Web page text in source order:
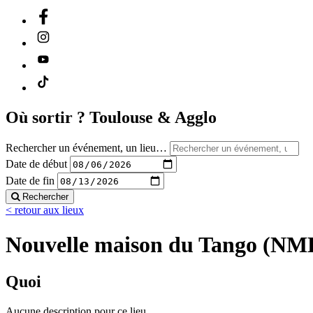
Où sortir ? Toulouse & Agglo
Rechercher un événement, un lieu…
Date de début
Date de fin
Rechercher
< retour aux lieux
Nouvelle maison du Tango
Quoi